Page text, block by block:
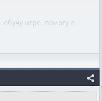
игре, помогу в